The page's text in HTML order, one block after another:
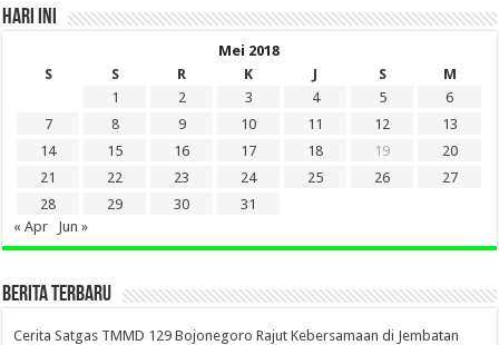
HARI INI
Mei 2018
S
S R K J S
M
1
2 3 4 5
6
7
8 9 10 11 12
13
14
15 16 17 18 19
20
21
22 23 24 25 26
27
28
29 30
31
« Apr
Jun »
BERITA TERBARU
Cerita Satgas TMMD 129 Bojonegoro Rajut Kebersamaan di Jembatan